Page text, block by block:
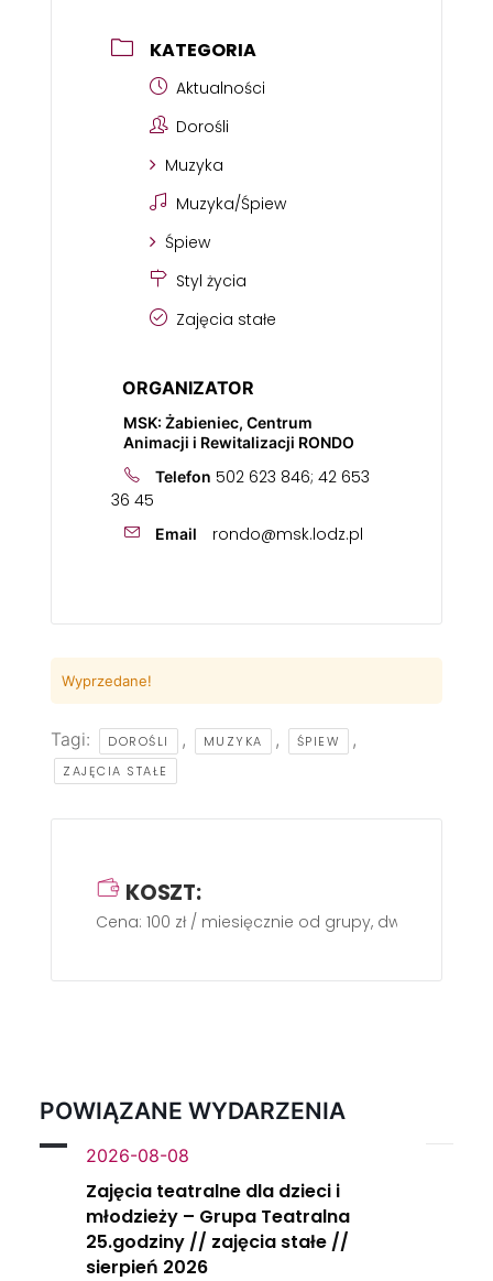
KATEGORIA
Aktualności
Dorośli
Muzyka
Muzyka/Śpiew
Śpiew
Styl życia
Zajęcia stałe
ORGANIZATOR
MSK: Żabieniec, Centrum
Animacji i Rewitalizacji RONDO
Telefon 502 623 846; 42 653
36 45
Email rondo@msk.lodz.pl
Wyprzedane!
Tagi: DOROŚLI , MUZYKA , ŚPIEW ,
ZAJĘCIA STAŁE
KOSZT:
Cena: 100 zł / miesięcznie od grupy, dwa razy w
POWIĄZANE WYDARZENIA
2026-08-08
Zajęcia teatralne dla dzieci i
młodzieży – Grupa Teatralna
25.godziny // zajęcia stałe //
sierpień 2026